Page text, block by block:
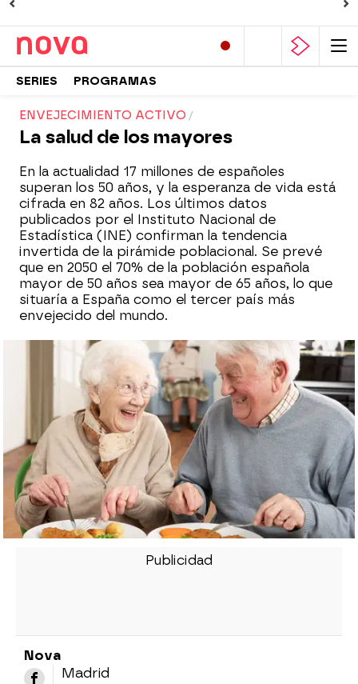
SERIES PROGRAMAS
ENVEJECIMIENTO ACTIVO
La salud de los mayores
En la actualidad 17 millones de españoles
superan los 50 años, y la esperanza de vida está
cifrada en 82 años. Los últimos datos
publicados por el Instituto Nacional de
Estadística (INE) confirman la tendencia
invertida de la pirámide poblacional. Se prevé
que en 2050 el 70% de la población española
mayor de 50 años sea mayor de 65 años, lo que
situaría a España como el tercer país más
envejecido del mundo.
Nova
Madrid